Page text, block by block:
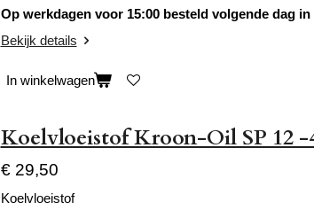
Op werkdagen voor 15:00 besteld volgende dag in
Bekijk details
In winkelwagen
Koelvloeistof Kroon-Oil SP 12 -
€ 29,50
Koelvloeistof